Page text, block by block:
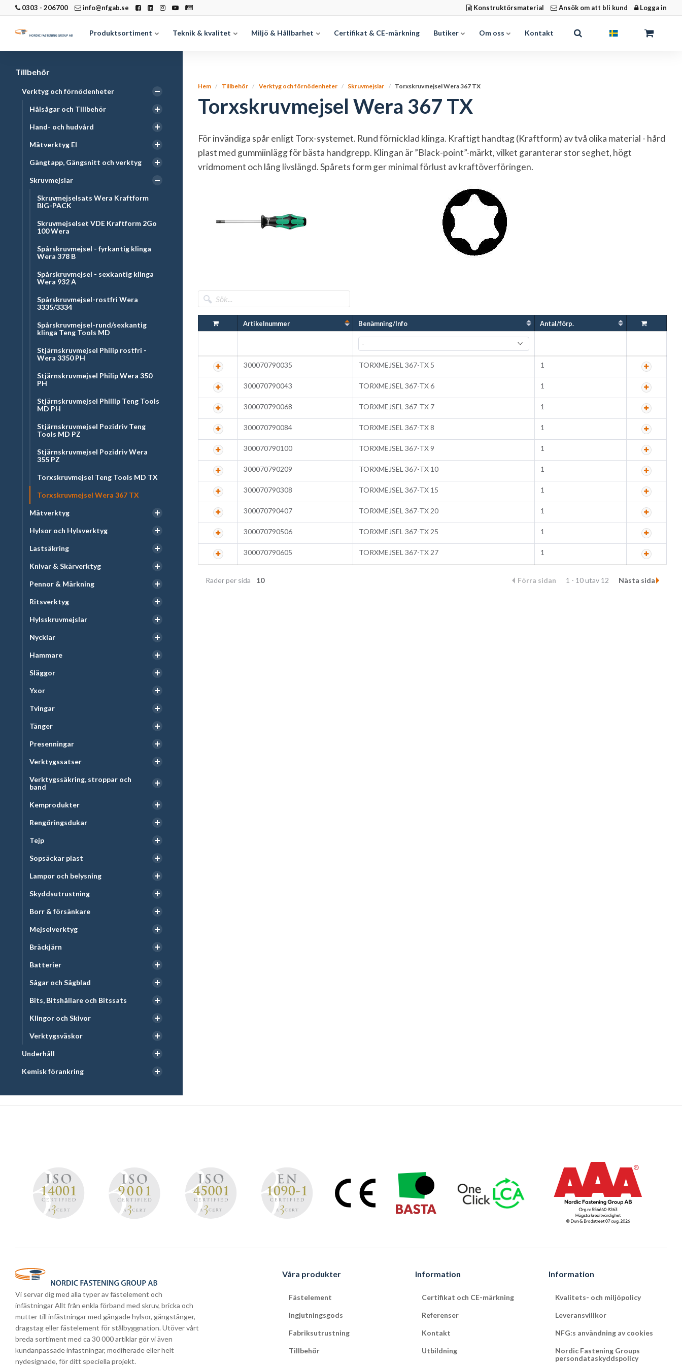
0303 - 206700 info@nfgab.se Konstruktörsmaterial Ansök om att bli kund Logga in
Produktsortiment Teknik & kvalitet Miljö & Hållbarhet Certifikat & CE-märkning Butiker Om oss Kontakt
Tillbehör
Verktyg och förnödenheter
Hålsågar och Tillbehör
Hand- och hudvård
Mätverktyg El
Gängtapp, Gängsnitt och verktyg
Skruvmejslar
Skruvmejselsats Wera Kraftform
BIG-PACK
Skruvmejselset VDE Kraftform 2Go
100 Wera
Spårskruvmejsel - fyrkantig klinga
Wera 378 B
Spårskruvmejsel - sexkantig klinga
Wera 932 A
Spårskruvmejsel-rostfri Wera
3335/3334
Spårskruvmejsel-rund/sexkantig
klinga Teng Tools MD
Stjärnskruvmejsel Philip rostfri -
Wera 3350 PH
Stjärnskruvmejsel Philip Wera 350
PH
Stjärnskruvmejsel Phillip Teng Tools
MD PH
Stjärnskruvmejsel Pozidriv Teng
Tools MD PZ
Stjärnskruvmejsel Pozidriv Wera
355 PZ
Torxskruvmejsel Teng Tools MD TX
Torxskruvmejsel Wera 367 TX
Mätverktyg
Hylsor och Hylsverktyg
Lastsäkring
Knivar & Skärverktyg
Pennor & Märkning
Ritsverktyg
Hylsskruvmejslar
Nycklar
Hammare
Släggor
Yxor
Tvingar
Tänger
Presenningar
Verktygssatser
Verktygssäkring, stroppar och
band
Kemprodukter
Rengöringsdukar
Tejp
Sopsäckar plast
Lampor och belysning
Skyddsutrustning
Borr & försänkare
Mejselverktyg
Bräckjärn
Batterier
Sågar och Sågblad
Bits, Bitshållare och Bitssats
Klingor och Skivor
Verktygsväskor
Underhåll
Kemisk förankring
Hem Tillbehör Verktyg och förnödenheter Skruvmejslar Torxskruvmejsel Wera 367 TX
Torxskruvmejsel Wera 367 TX
För invändiga spår enligt Torx-systemet. Rund förnicklad klinga. Kraftigt handtag (Kraftform) av två olika material - hård
plast med gummiinlägg för bästa handgrepp. Klingan är ”Black-point”-märkt, vilket garanterar stor seghet, högt
vridmoment och lång livslängd. Spårets form ger minimal förlust av kraftöverföringen.
Artikelnummer Benämning/Info Antal/förp.
300070790035 TORXMEJSEL 367-TX 5 1
300070790043 TORXMEJSEL 367-TX 6 1
300070790068 TORXMEJSEL 367-TX 7 1
300070790084 TORXMEJSEL 367-TX 8 1
300070790100 TORXMEJSEL 367-TX 9 1
300070790209 TORXMEJSEL 367-TX 10 1
300070790308 TORXMEJSEL 367-TX 15 1
300070790407 TORXMEJSEL 367-TX 20 1
300070790506 TORXMEJSEL 367-TX 25 1
300070790605 TORXMEJSEL 367-TX 27 1
Rader per sida 10 Förra sidan 1 - 10 utav 12 Nästa sida
Vi servar dig med alla typer av fästelement och
infästningar Allt från enkla förband med skruv, bricka och
mutter till infästningar med gängade hylsor, gängstänger,
dragstag eller fästelement för stålbyggnation. Utöver vårt
breda sortiment med ca 30 000 artiklar gör vi även
kundanpassade infästningar, modifierade eller helt
nydesignade, för ditt speciella projekt.
Våra produkter
Fästelement
Ingjutningsgods
Fabriksutrustning
Tillbehör
Information
Certifikat och CE-märkning
Referenser
Kontakt
Utbildning
Information
Kvalitets- och miljöpolicy
Leveransvillkor
NFG:s användning av cookies
Nordic Fastening Groups
persondataskyddspolicy